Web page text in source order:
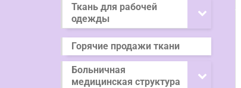
Ткань для рабочей
одежды
Горячие продажи ткани
Больничная
медицинская структура